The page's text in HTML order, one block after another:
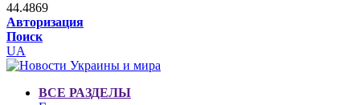
44.4869
Авторизация
Поиск
UA
ВСЕ РАЗДЕЛЫ